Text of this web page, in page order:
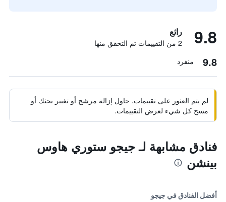
9.8 رائع
2 من التقييمات تم التحقق منها
9.8 منفرد
لم يتم العثور على تقييمات. حاول إزالة مرشح أو تغيير بحثك أو
مسح كل شيء لعرض التقييمات.
فنادق مشابهة لـ جيجو ستوري هاوس
بينشن
أفضل الفنادق في جيجو